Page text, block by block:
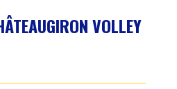
VOLLEY